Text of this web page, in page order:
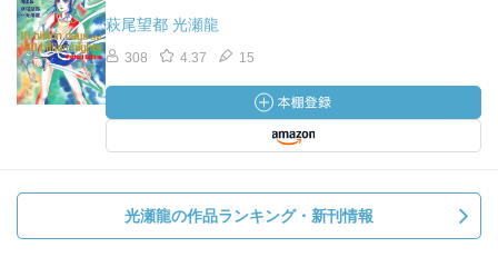
萩尾望都 光瀬龍
308 4.37 15
光瀬龍の作品ランキング・新刊情報